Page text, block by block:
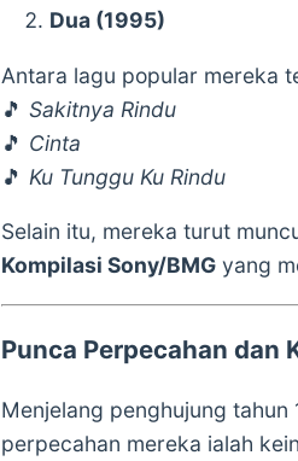
Dua (1995)
Antara lagu popular mereka
🎵 Sakitnya Rindu
🎵 Cinta
🎵 Ku Tunggu Ku Rindu
Selain itu, mereka turut
Kompilasi Sony/BMG yang
Punca Perpecahan dan
Menjelang penghujung
perpecahan mereka ialah